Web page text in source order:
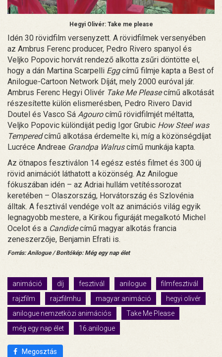
Hegyi Olivér: Take me please
Idén 30 rövidfilm versenyzett. A rövidfilmek versenyében
az Ambrus Ferenc producer, Pedro Rivero spanyol és
Veljko Popovic horvát rendező alkotta zsűri döntötte el,
hogy a dán Martina Scarpelli Eggcímű filmje kapta a Best of
Anilogue-Cartoon Network Díját, mely 2000 euróval jár.
Ambrus Ferenc Hegyi Olivér Take Me Pleasecímű alkotását
részesítette külön elismerésben, Pedro Rivero David
Doutel és Vasco Sá Agourocímű rövidfilmjét méltatta,
Veljko Popovic különdiját pedig Igor Grubic How Steel was
Temperedcímű alkotása érdemelte ki, míg a közönségdíjat
Lucréce Andreae Grandpa Walruscímű munkája kapta.
Az ötnapos fesztiválon 14 egész estés filmet és 300 új
rövid animációt láthatott a közönség. Az Anilogue
fókuszában idén – az Adriai hullám vetítéssorozat
keretében – Olaszország, Horvátország és Szlovénia
álltak. A fesztivál vendége volt az animációs világ egyik
legnagyobb mestere, a Kirikou figuráját megalkotó Michel
Ocelot és a Candidecímű magyar alkotás francia
zeneszerzője, Benjamin Efrati is.
Forrás: Anilogue / Borítókép: Még egy nap élet
animáció díj fesztivál anilogue
filmfesztivál
rajzfilm
rajzfilmhu magyar animáció
hegyi olivér
anilogue nemzetközi animációs
Take Me Please
még egy nap élet
16.anilogue
Megosztás